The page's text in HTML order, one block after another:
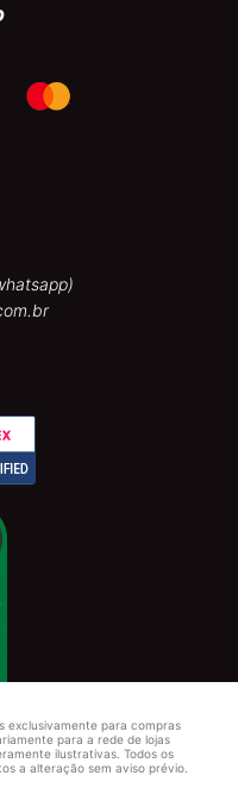
exclusivamente para compras
para a rede de lojas
ilustrativas. Todos os
a alteração sem aviso prévio.